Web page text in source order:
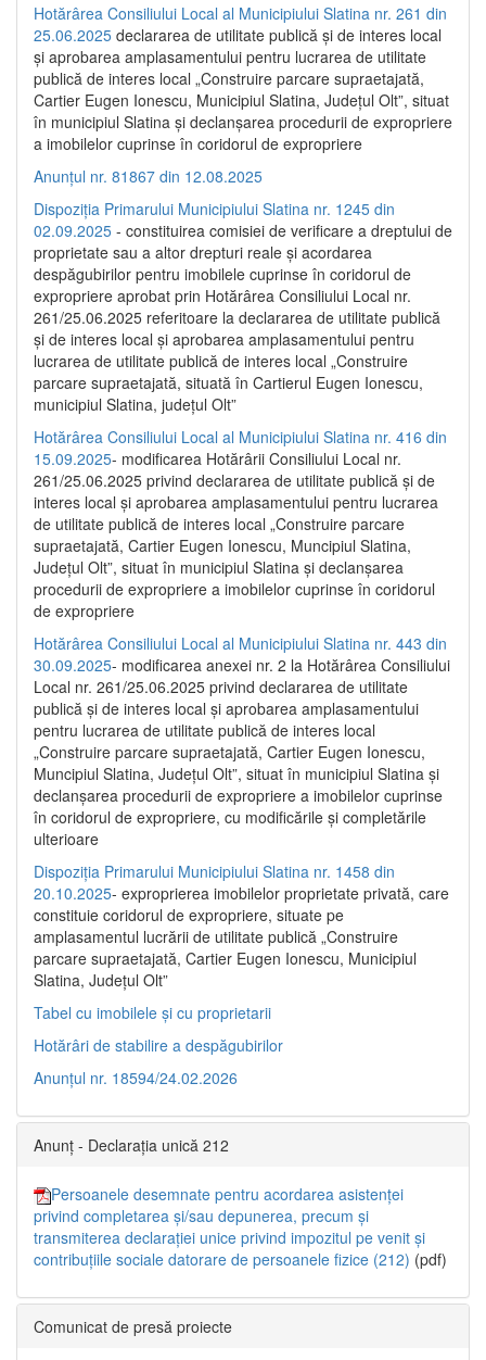
Hotărârea Consiliului Local al Municipiului Slatina nr. 261 din
25.06.2025 declararea de utilitate publică și de interes local
și aprobarea amplasamentului pentru lucrarea de utilitate
publică de interes local „Construire parcare supraetajată,
Cartier Eugen Ionescu, Municipiul Slatina, Județul Olt”, situat
în municipiul Slatina și declanșarea procedurii de expropriere
a imobilelor cuprinse în coridorul de expropriere
Anunțul nr. 81867 din 12.08.2025
Dispoziția Primarului Municipiului Slatina nr. 1245 din
02.09.2025 - constituirea comisiei de verificare a dreptului de
proprietate sau a altor drepturi reale și acordarea
despăgubirilor pentru imobilele cuprinse în coridorul de
expropriere aprobat prin Hotărârea Consiliului Local nr.
261/25.06.2025 referitoare la declararea de utilitate publică
și de interes local și aprobarea amplasamentului pentru
lucrarea de utilitate publică de interes local „Construire
parcare supraetajată, situată în Cartierul Eugen Ionescu,
municipiul Slatina, județul Olt”
Hotărârea Consiliului Local al Municipiului Slatina nr. 416 din
15.09.2025- modificarea Hotărârii Consiliului Local nr.
261/25.06.2025 privind declararea de utilitate publică și de
interes local și aprobarea amplasamentului pentru lucrarea
de utilitate publică de interes local „Construire parcare
supraetajată, Cartier Eugen Ionescu, Muncipiul Slatina,
Județul Olt”, situat în municipiul Slatina și declanșarea
procedurii de expropriere a imobilelor cuprinse în coridorul
de expropriere
Hotărârea Consiliului Local al Municipiului Slatina nr. 443 din
30.09.2025- modificarea anexei nr. 2 la Hotărârea Consiliului
Local nr. 261/25.06.2025 privind declararea de utilitate
publică şi de interes local şi aprobarea amplasamentului
pentru lucrarea de utilitate publică de interes local
„Construire parcare supraetajată, Cartier Eugen Ionescu,
Muncipiul Slatina, Judeţul Olt”, situat în municipiul Slatina şi
declanşarea procedurii de expropriere a imobilelor cuprinse
în coridorul de expropriere, cu modificările şi completările
ulterioare
Dispoziția Primarului Municipiului Slatina nr. 1458 din
20.10.2025- exproprierea imobilelor proprietate privată, care
constituie coridorul de expropriere, situate pe
amplasamentul lucrării de utilitate publică „Construire
parcare supraetajată, Cartier Eugen Ionescu, Municipiul
Slatina, Județul Olt”
Tabel cu imobilele și cu proprietarii
Hotărâri de stabilire a despăgubirilor
Anunțul nr. 18594/24.02.2026
Anunț - Declarația unică 212
Persoanele desemnate pentru acordarea asistenței
privind completarea și/sau depunerea, precum și
transmiterea declarației unice privind impozitul pe venit și
contribuțiile sociale datorare de persoanele fizice (212) (pdf)
Comunicat de presă proiecte